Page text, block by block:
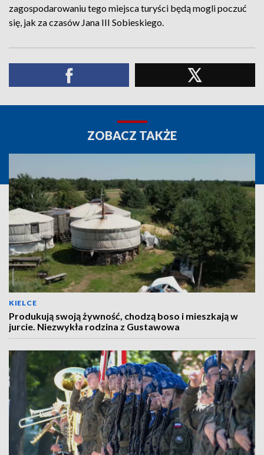
zagospodarowaniu tego miejsca turyści będą mogli poczuć
się, jak za czasów Jana III Sobieskiego.
ZOBACZ TAKŻE
KIELCE
Produkują swoją żywność, chodzą boso i mieszkają w
jurcie. Niezwykła rodzina z Gustawowa